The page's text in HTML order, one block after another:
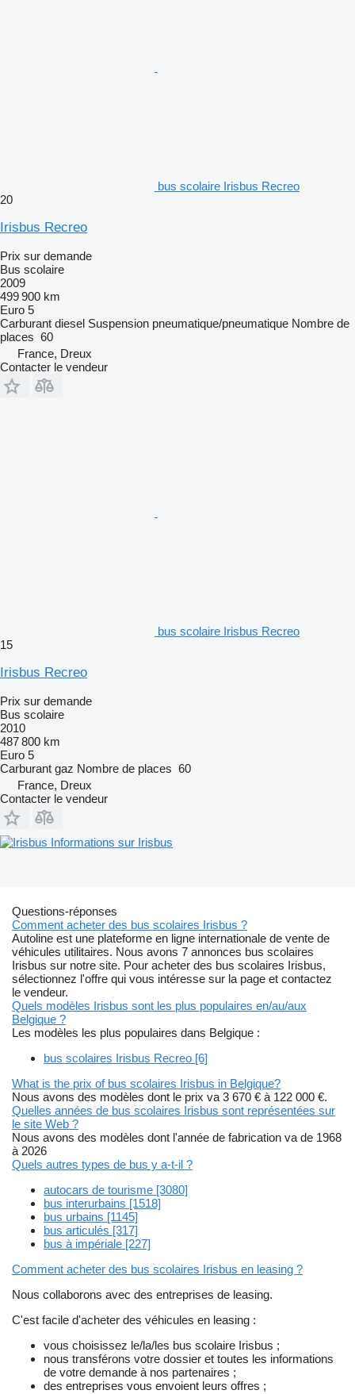
bus scolaire Irisbus Recreo
20
Irisbus Recreo
Prix sur demande
Bus scolaire
2009
499 900 km
Euro 5
Carburant diesel Suspension pneumatique/pneumatique Nombre de
places 60
France, Dreux
Contacter le vendeur
bus scolaire Irisbus Recreo
15
Irisbus Recreo
Prix sur demande
Bus scolaire
2010
487 800 km
Euro 5
Carburant gaz Nombre de places 60
France, Dreux
Contacter le vendeur
Informations sur Irisbus
Questions-réponses
Comment acheter des bus scolaires Irisbus ?
Autoline est une plateforme en ligne internationale de vente de
véhicules utilitaires. Nous avons 7 annonces bus scolaires
Irisbus sur notre site. Pour acheter des bus scolaires Irisbus,
sélectionnez l'offre qui vous intéresse sur la page et contactez
le vendeur.
Quels modèles Irisbus sont les plus populaires en/au/aux
Belgique ?
Les modèles les plus populaires dans Belgique :
bus scolaires Irisbus Recreo [6]
What is the prix of bus scolaires Irisbus in Belgique?
Nous avons des modèles dont le prix va 3 670 € à 122 000 €.
Quelles années de bus scolaires Irisbus sont représentées sur
le site Web ?
Nous avons des modèles dont l'année de fabrication va de 1968
à 2026
Quels autres types de bus y a-t-il ?
autocars de tourisme [3080]
bus interurbains [1518]
bus urbains [1145]
bus articulés [317]
bus à impériale [227]
Comment acheter des bus scolaires Irisbus en leasing ?
Nous collaborons avec des entreprises de leasing.
C'est facile d'acheter des véhicules en leasing :
vous choisissez le/la/les bus scolaire Irisbus ;
nous transférons votre dossier et toutes les informations
de votre demande à nos partenaires ;
des entreprises vous envoient leurs offres ;